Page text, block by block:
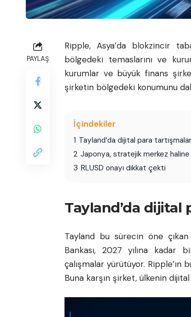
PAYLAŞ
Ripple, Asya’da blokzincir
bölgedeki temaslarını ve
kurumlar ve büyük finans
şirketin bölgedeki konumunu
İçindekiler
1 Tayland’da dijital para
2 Japonya, stratejik merkez
3 RLUSD onayı dikkat çekti
Tayland’da dijital
Tayland bu sürecin öne
Bankası, 2027 yılına kadar
çalışmalar yürütüyor. Ripple’ın
Buna karşın şirket, ülkenin